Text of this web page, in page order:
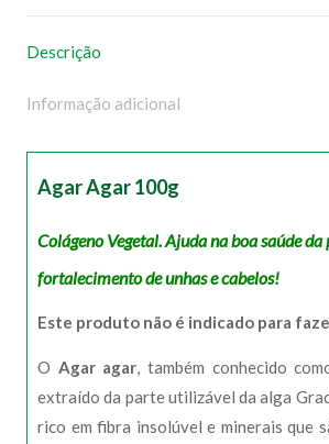
Descrição
Informação adicional
Agar Agar 100g
Colágeno Vegetal. Ajuda na boa saúde
fortalecimento de unhas e cabelos!
Este produto não é indicado para
O Agar agar , também conhecido
extraído da parte utilizável da alga
rico em fibra insolúvel e minerais que